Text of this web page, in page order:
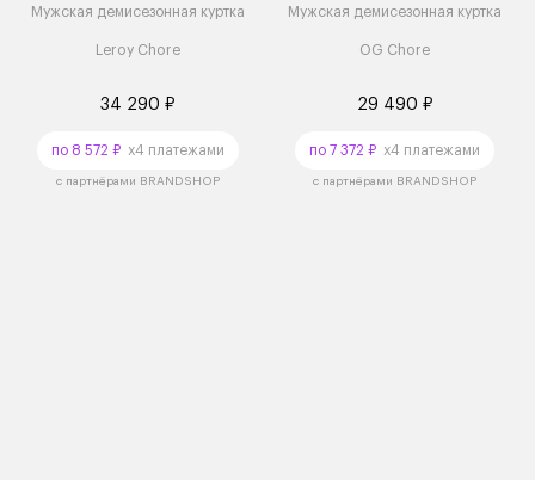
Мужская демисезонная куртка
Leroy Chore
34 290 ₽
по 8 572 ₽ x4 платежами
с партнёрами BRANDSHOP
Мужская демисезонная куртка
OG Chore
29 490 ₽
по 7 372 ₽ x4 платежами
с партнёрами BRANDSHOP